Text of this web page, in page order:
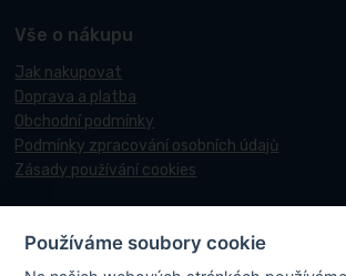
Vše o nákupu
Jak nakupovat
Doprava a platba
Obchodní podmínky
Podmínky zpracování osobních údajů
Zásady používání cookies
© 2017-2026 Pneucentrum
Používáme soubory cookie